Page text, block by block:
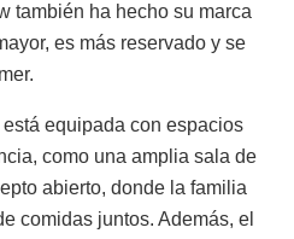
también ha hecho su marca
es más reservado y se
está equipada con espacios
como una amplia sala de
abierto, donde la familia
comidas juntos. Además, el